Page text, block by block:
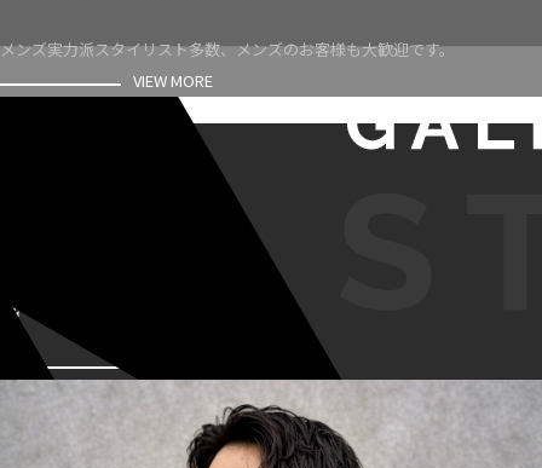
メンズ実力派スタイリスト多数、メンズのお客様も大歓迎です。
VIEW MORE